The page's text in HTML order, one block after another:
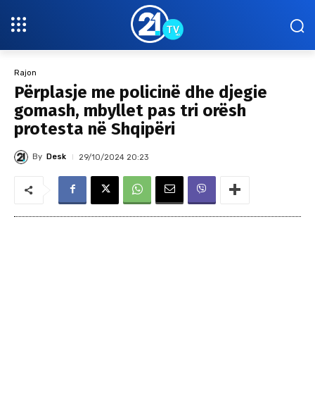
Rajon
Përplasje me policinë dhe djegie
gomash, mbyllet pas tri orësh
protesta në Shqipëri
By Desk 29/10/2024 20:23